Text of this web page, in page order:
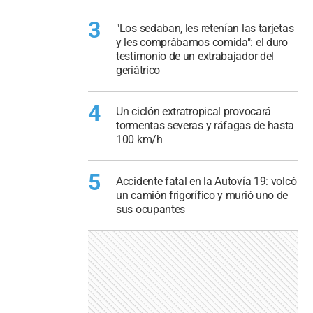
3
"Los sedaban, les retenían las tarjetas
y les comprábamos comida": el duro
testimonio de un extrabajador del
geriátrico
4
Un ciclón extratropical provocará
tormentas severas y ráfagas de hasta
100 km/h
5
Accidente fatal en la Autovía 19: volcó
un camión frigorífico y murió uno de
sus ocupantes